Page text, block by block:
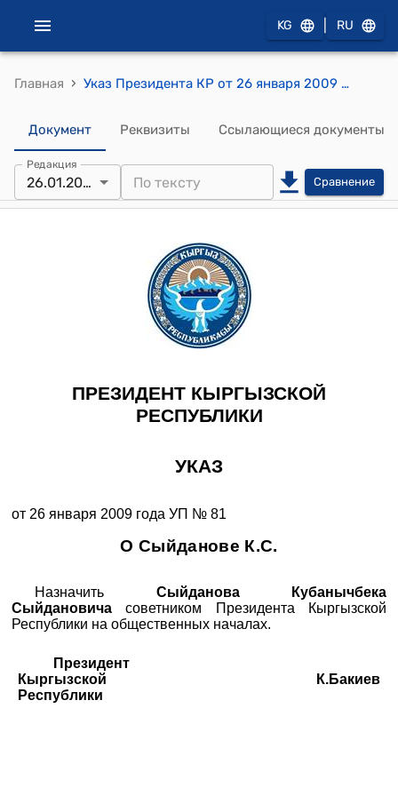
KG RU
Главная › Указ Президента КР от 26 января 2009 года № 81 "О Сыйданове К.С."
Документ Реквизиты Ссылающиеся документы
Редакция
26.01.2009 Сравнение